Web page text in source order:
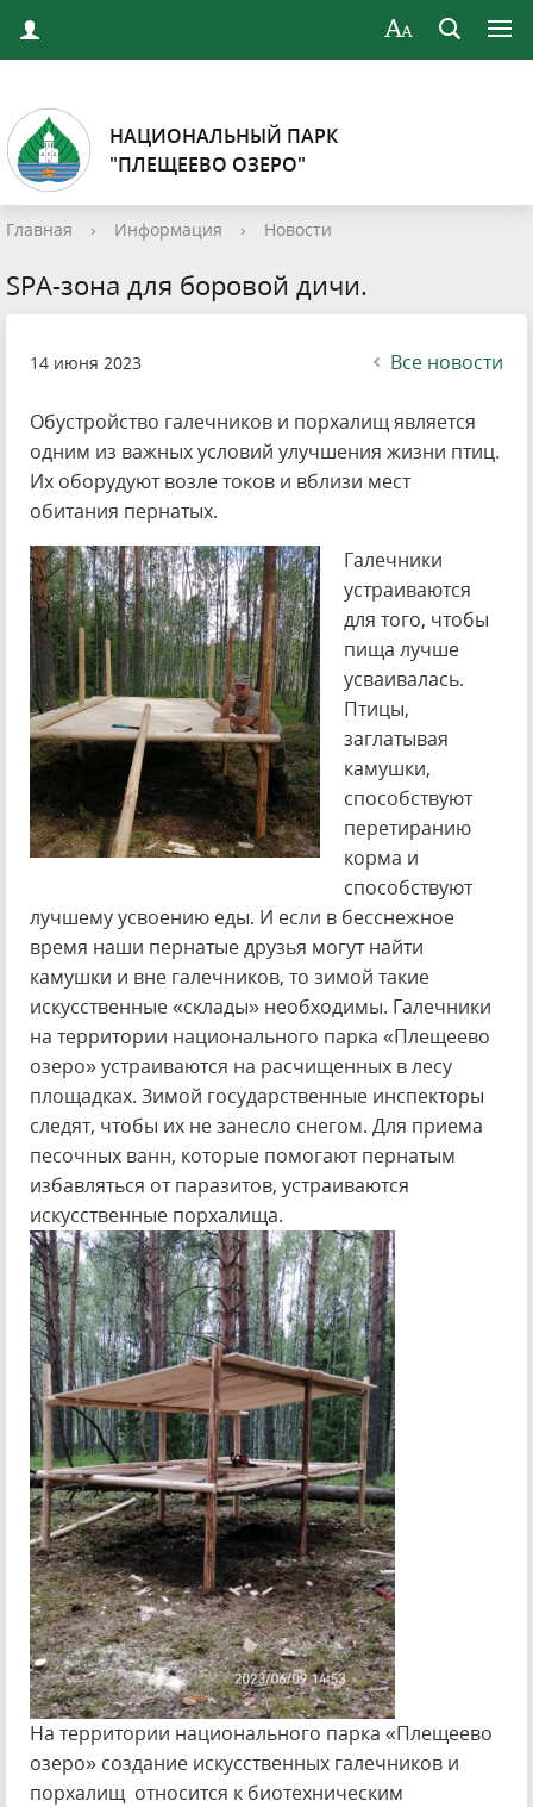
НАЦИОНАЛЬНЫЙ ПАРК
"ПЛЕЩЕЕВО ОЗЕРО"
Главная › Информация › Новости
SPA-зона для боровой дичи.
14 июня 2023 Все новости
Обустройство галечников и порхалищ является
одним из важных условий улучшения жизни птиц.
Их оборудуют возле токов и вблизи мест
обитания пернатых.
Галечники
устраиваются
для того, чтобы
пища лучше
усваивалась.
Птицы,
заглатывая
камушки,
способствуют
перетиранию
корма и
способствуют
лучшему усвоению еды. И если в бесснежное
время наши пернатые друзья могут найти
камушки и вне галечников, то зимой такие
искусственные «склады» необходимы. Галечники
на территории национального парка «Плещеево
озеро» устраиваются на расчищенных в лесу
площадках. Зимой государственные инспекторы
следят, чтобы их не занесло снегом. Для приема
песочных ванн, которые помогают пернатым
избавляться от паразитов, устраиваются
искусственные порхалища.
На территории национального парка «Плещеево
озеро» создание искусственных галечников и
порхалищ относится к биотехническим